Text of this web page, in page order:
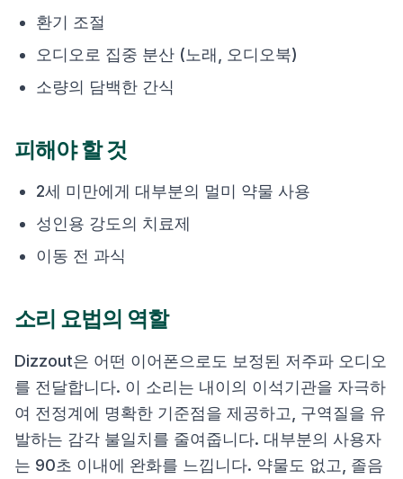
환기 조절
오디오로 집중 분산 (노래, 오디오북)
소량의 담백한 간식
피해야 할 것
2세 미만에게 대부분의 멀미 약물 사용
성인용 강도의 치료제
이동 전 과식
소리 요법의 역할
Dizzout은 어떤 이어폰으로도 보정된 저주파 오디오
를 전달합니다. 이 소리는 내이의 이석기관을 자극하
여 전정계에 명확한 기준점을 제공하고, 구역질을 유
발하는 감각 불일치를 줄여줍니다. 대부분의 사용자
는 90초 이내에 완화를 느낍니다. 약물도 없고, 졸음